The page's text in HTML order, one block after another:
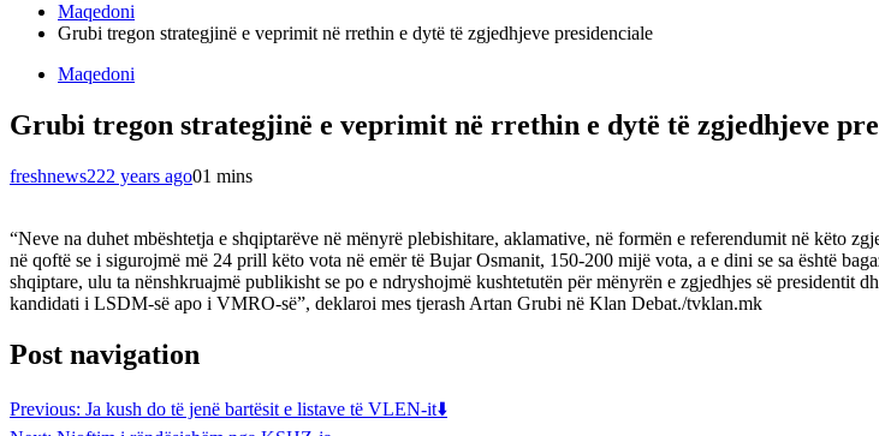
Maqedoni
Grubi tregon strategjinë e veprimit në rrethin e dytë të zgjedhjeve presidenciale
Maqedoni
Grubi tregon strategjinë e veprimit në rrethin e dytë të zgjedhjeve
freshnews222 years ago01 mins
“Neve na duhet mbështetja e shqiptarëve në mënyrë plebishitare, aklamative, në formën e referendumit në këto
në qoftë se i sigurojmë më 24 prill këto vota në emër të Bujar Osmanit, 150-200 mijë vota, a e dini se sa është
shqiptare, ulu ta nënshkruajmë publikisht se po e ndryshojmë kushtetutën për mënyrën e zgjedhjes së presidentit
kandidati i LSDM-së apo i VMRO-së”, deklaroi mes tjerash Artan Grubi në Klan Debat./tvklan.mk
Post navigation
Previous: Ja kush do të jenë bartësit e listave të VLEN-it⬇️